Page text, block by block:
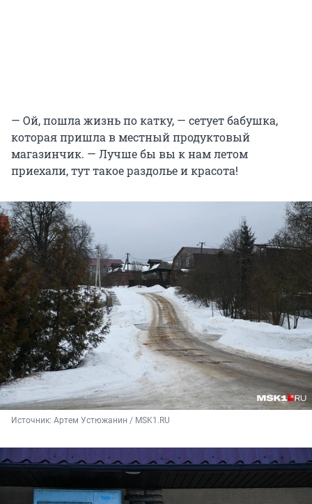
— Ой, пошла жизнь по катку, — сетует бабушка,
которая пришла в местный продуктовый
магазинчик. — Лучше бы вы к нам летом
приехали, тут такое раздолье и красота!
Источник: Артем Устюжанин / MSK1.RU